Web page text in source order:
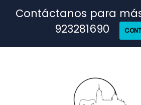
Contáctanos para
923281690